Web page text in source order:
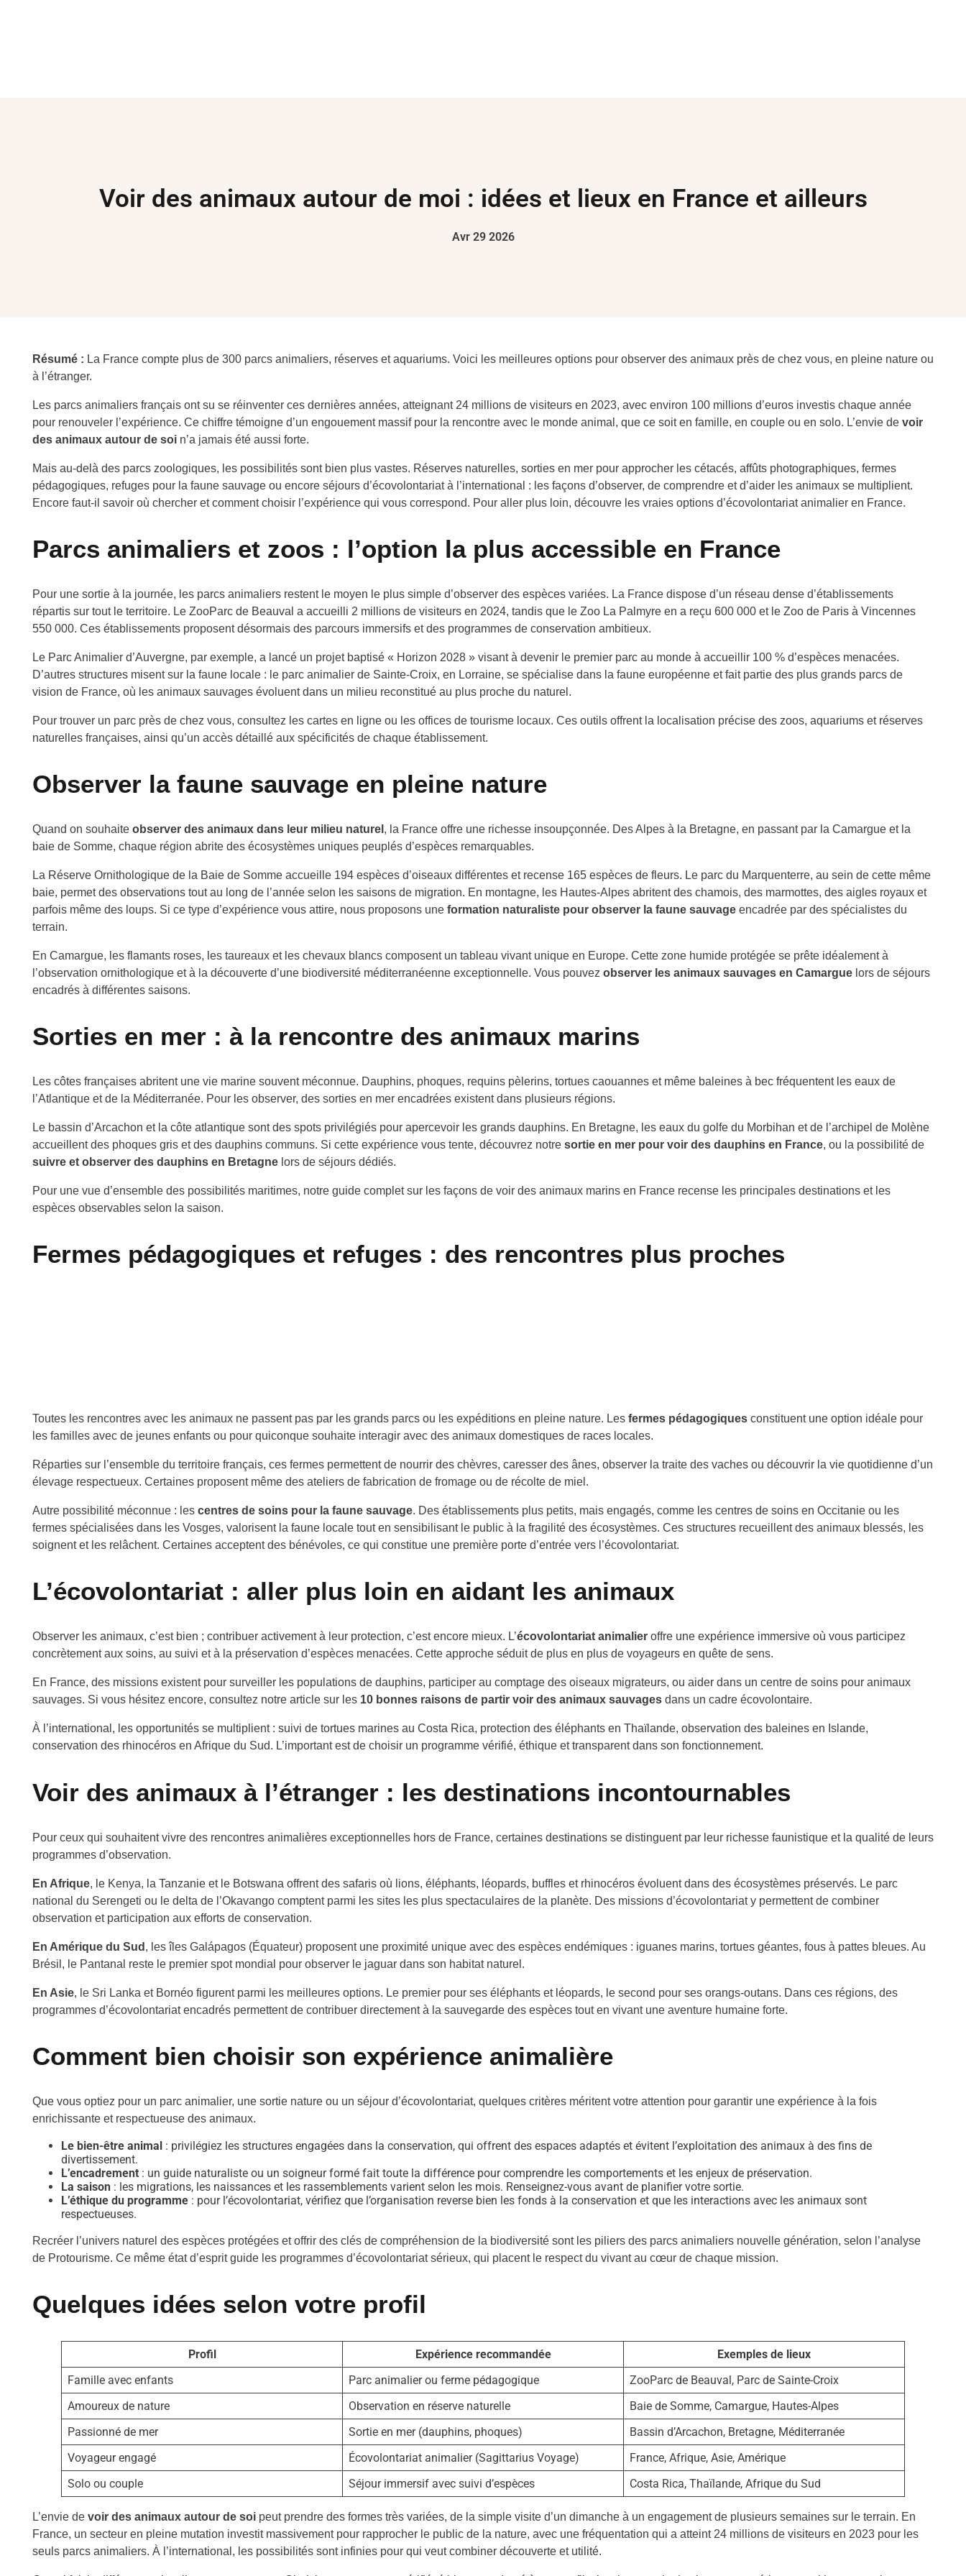
Voir des animaux autour de moi : idées et lieux en France et ailleurs
Avr 29 2026
Résumé : La France compte plus de 300 parcs animaliers, réserves et aquariums. Voici les meilleures options pour observer des animaux près de chez vous, en pleine nature ou
à l’étranger.
Les parcs animaliers français ont su se réinventer ces dernières années, atteignant 24 millions de visiteurs en 2023, avec environ 100 millions d’euros investis chaque année
pour renouveler l’expérience. Ce chiffre témoigne d’un engouement massif pour la rencontre avec le monde animal, que ce soit en famille, en couple ou en solo. L’envie de voir
des animaux autour de soi n’a jamais été aussi forte.
Mais au-delà des parcs zoologiques, les possibilités sont bien plus vastes. Réserves naturelles, sorties en mer pour approcher les cétacés, affûts photographiques, fermes
pédagogiques, refuges pour la faune sauvage ou encore séjours d’écovolontariat à l’international : les façons d’observer, de comprendre et d’aider les animaux se multiplient.
Encore faut-il savoir où chercher et comment choisir l’expérience qui vous correspond. Pour aller plus loin, découvre les vraies options d’écovolontariat animalier en France.
Parcs animaliers et zoos : l’option la plus accessible en France
Pour une sortie à la journée, les parcs animaliers restent le moyen le plus simple d’observer des espèces variées. La France dispose d’un réseau dense d’établissements
répartis sur tout le territoire. Le ZooParc de Beauval a accueilli 2 millions de visiteurs en 2024, tandis que le Zoo La Palmyre en a reçu 600 000 et le Zoo de Paris à Vincennes
550 000. Ces établissements proposent désormais des parcours immersifs et des programmes de conservation ambitieux.
Le Parc Animalier d’Auvergne, par exemple, a lancé un projet baptisé « Horizon 2028 » visant à devenir le premier parc au monde à accueillir 100 % d’espèces menacées.
D’autres structures misent sur la faune locale : le parc animalier de Sainte-Croix, en Lorraine, se spécialise dans la faune européenne et fait partie des plus grands parcs de
vision de France, où les animaux sauvages évoluent dans un milieu reconstitué au plus proche du naturel.
Pour trouver un parc près de chez vous, consultez les cartes en ligne ou les offices de tourisme locaux. Ces outils offrent la localisation précise des zoos, aquariums et réserves
naturelles françaises, ainsi qu’un accès détaillé aux spécificités de chaque établissement.
Observer la faune sauvage en pleine nature
Quand on souhaite observer des animaux dans leur milieu naturel , la France offre une richesse insoupçonnée. Des Alpes à la Bretagne, en passant par la Camargue et la
baie de Somme, chaque région abrite des écosystèmes uniques peuplés d’espèces remarquables.
La Réserve Ornithologique de la Baie de Somme accueille 194 espèces d’oiseaux différentes et recense 165 espèces de fleurs. Le parc du Marquenterre, au sein de cette même
baie, permet des observations tout au long de l’année selon les saisons de migration. En montagne, les Hautes-Alpes abritent des chamois, des marmottes, des aigles royaux et
parfois même des loups. Si ce type d’expérience vous attire, nous proposons une formation naturaliste pour observer la faune sauvage encadrée par des spécialistes du
terrain.
En Camargue, les flamants roses, les taureaux et les chevaux blancs composent un tableau vivant unique en Europe. Cette zone humide protégée se prête idéalement à
l’observation ornithologique et à la découverte d’une biodiversité méditerranéenne exceptionnelle. Vous pouvez observer les animaux sauvages en Camargue lors de séjours
encadrés à différentes saisons.
Sorties en mer : à la rencontre des animaux marins
Les côtes françaises abritent une vie marine souvent méconnue. Dauphins, phoques, requins pèlerins, tortues caouannes et même baleines à bec fréquentent les eaux de
l’Atlantique et de la Méditerranée. Pour les observer, des sorties en mer encadrées existent dans plusieurs régions.
Le bassin d’Arcachon et la côte atlantique sont des spots privilégiés pour apercevoir les grands dauphins. En Bretagne, les eaux du golfe du Morbihan et de l’archipel de Molène
accueillent des phoques gris et des dauphins communs. Si cette expérience vous tente, découvrez notre sortie en mer pour voir des dauphins en France, ou la possibilité de
suivre et observer des dauphins en Bretagne lors de séjours dédiés.
Pour une vue d’ensemble des possibilités maritimes, notre guide complet sur les façons de voir des animaux marins en France recense les principales destinations et les
espèces observables selon la saison.
Fermes pédagogiques et refuges : des rencontres plus proches
Toutes les rencontres avec les animaux ne passent pas par les grands parcs ou les expéditions en pleine nature. Les fermes pédagogiques constituent une option idéale pour
les familles avec de jeunes enfants ou pour quiconque souhaite interagir avec des animaux domestiques de races locales.
Réparties sur l’ensemble du territoire français, ces fermes permettent de nourrir des chèvres, caresser des ânes, observer la traite des vaches ou découvrir la vie quotidienne d’un
élevage respectueux. Certaines proposent même des ateliers de fabrication de fromage ou de récolte de miel.
Autre possibilité méconnue : les centres de soins pour la faune sauvage. Des établissements plus petits, mais engagés, comme les centres de soins en Occitanie ou les
fermes spécialisées dans les Vosges, valorisent la faune locale tout en sensibilisant le public à la fragilité des écosystèmes. Ces structures recueillent des animaux blessés, les
soignent et les relâchent. Certaines acceptent des bénévoles, ce qui constitue une première porte d’entrée vers l’écovolontariat.
L’écovolontariat : aller plus loin en aidant les animaux
Observer les animaux, c’est bien ; contribuer activement à leur protection, c’est encore mieux. L’écovolontariat animalier offre une expérience immersive où vous participez
concrètement aux soins, au suivi et à la préservation d’espèces menacées. Cette approche séduit de plus en plus de voyageurs en quête de sens.
En France, des missions existent pour surveiller les populations de dauphins, participer au comptage des oiseaux migrateurs, ou aider dans un centre de soins pour animaux
sauvages. Si vous hésitez encore, consultez notre article sur les 10 bonnes raisons de partir voir des animaux sauvages dans un cadre écovolontaire.
À l’international, les opportunités se multiplient : suivi de tortues marines au Costa Rica, protection des éléphants en Thaïlande, observation des baleines en Islande,
conservation des rhinocéros en Afrique du Sud. L’important est de choisir un programme vérifié, éthique et transparent dans son fonctionnement.
Voir des animaux à l’étranger : les destinations incontournables
Pour ceux qui souhaitent vivre des rencontres animalières exceptionnelles hors de France, certaines destinations se distinguent par leur richesse faunistique et la qualité de leurs
programmes d’observation.
En Afrique, le Kenya, la Tanzanie et le Botswana offrent des safaris où lions, éléphants, léopards, buffles et rhinocéros évoluent dans des écosystèmes préservés. Le parc
national du Serengeti ou le delta de l’Okavango comptent parmi les sites les plus spectaculaires de la planète. Des missions d’écovolontariat y permettent de combiner
observation et participation aux efforts de conservation.
En Amérique du Sud , les îles Galápagos (Équateur) proposent une proximité unique avec des espèces endémiques : iguanes marins, tortues géantes, fous à pattes bleues. Au
Brésil, le Pantanal reste le premier spot mondial pour observer le jaguar dans son habitat naturel.
En Asie, le Sri Lanka et Bornéo figurent parmi les meilleures options. Le premier pour ses éléphants et léopards, le second pour ses orangs-outans. Dans ces régions, des
programmes d’écovolontariat encadrés permettent de contribuer directement à la sauvegarde des espèces tout en vivant une aventure humaine forte.
Comment bien choisir son expérience animalière
Que vous optiez pour un parc animalier, une sortie nature ou un séjour d’écovolontariat, quelques critères méritent votre attention pour garantir une expérience à la fois
enrichissante et respectueuse des animaux.
Le bien-être animal : privilégiez les structures engagées dans la conservation, qui offrent des espaces adaptés et évitent l’exploitation des animaux à des fins de
divertissement.
L’encadrement : un guide naturaliste ou un soigneur formé fait toute la différence pour comprendre les comportements et les enjeux de préservation.
La saison : les migrations, les naissances et les rassemblements varient selon les mois. Renseignez-vous avant de planifier votre sortie.
L’éthique du programme : pour l’écovolontariat, vérifiez que l’organisation reverse bien les fonds à la conservation et que les interactions avec les animaux sont
respectueuses.
Recréer l’univers naturel des espèces protégées et offrir des clés de compréhension de la biodiversité sont les piliers des parcs animaliers nouvelle génération, selon l’analyse
de Protourisme. Ce même état d’esprit guide les programmes d’écovolontariat sérieux, qui placent le respect du vivant au cœur de chaque mission.
Quelques idées selon votre profil
Profil Expérience recommandée
Exemples de lieux
Famille avec enfants
Parc animalier ou ferme pédagogique
ZooParc de Beauval, Parc de Sainte-Croix
Amoureux de nature
Observation en réserve naturelle
Baie de Somme, Camargue, Hautes-Alpes
Passionné de mer
Sortie en mer (dauphins, phoques)
Bassin d’Arcachon, Bretagne, Méditerranée
Voyageur engagé
Écovolontariat animalier (Sagittarius Voyage)
France, Afrique, Asie, Amérique
Solo ou couple
Séjour immersif avec suivi d’espèces Costa Rica, Thaïlande, Afrique du Sud
L’envie de voir des animaux autour de soi peut prendre des formes très variées, de la simple visite d’un dimanche à un engagement de plusieurs semaines sur le terrain. En
France, un secteur en pleine mutation investit massivement pour rapprocher le public de la nature, avec une fréquentation qui a atteint 24 millions de visiteurs en 2023 pour les
seuls parcs animaliers. À l’international, les possibilités sont infinies pour qui veut combiner découverte et utilité.